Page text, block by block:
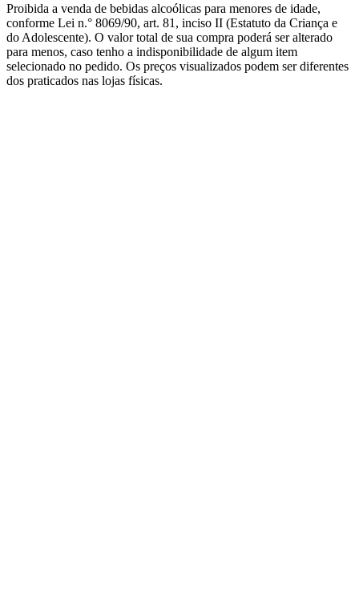
Proibida a venda de bebidas alcoólicas para menores de idade,
conforme Lei n.° 8069/90, art. 81, inciso II (Estatuto da Criança e
do Adolescente). O valor total de sua compra poderá ser alterado
para menos, caso tenho a indisponibilidade de algum item
selecionado no pedido. Os preços visualizados podem ser diferentes
dos praticados nas lojas físicas.